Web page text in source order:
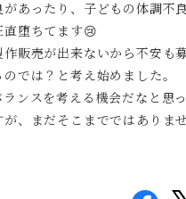
があったり、子どもの体調不
堕ちてます😢
販売が出来ないから不安も募
では？と考え始めました。
ンスを考える機会だなと思っ
、まだそこまでではありま